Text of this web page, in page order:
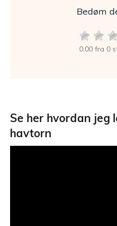
Bedøm
0,00 fra 0
Se her hvordan jeg
havtorn